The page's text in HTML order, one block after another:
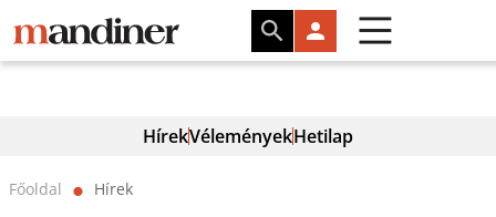
HírekVéleményekHetilap
Főoldal ⬤ Hírek